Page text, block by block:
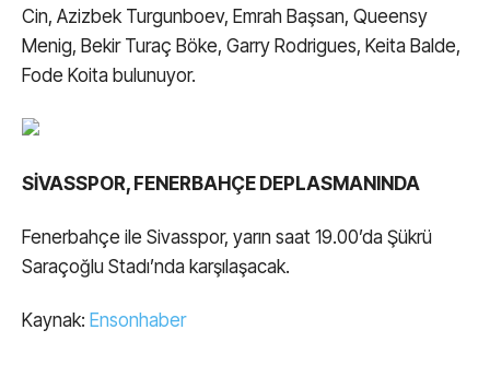
Cin, Azizbek Turgunboev, Emrah Başsan, Queensy
Menig, Bekir Turaç Böke, Garry Rodrigues, Keita Balde,
Fode Koita bulunuyor.
SİVASSPOR, FENERBAHÇE DEPLASMANINDA
Fenerbahçe ile Sivasspor, yarın saat 19.00’da Şükrü
Saraçoğlu Stadı’nda karşılaşacak.
Kaynak: Ensonhaber